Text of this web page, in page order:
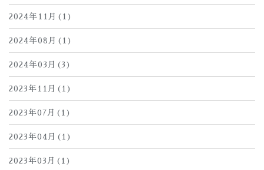
2024年11月(1)
2024年08月(1)
2024年03月(3)
2023年11月(1)
2023年07月(1)
2023年04月(1)
2023年03月(1)